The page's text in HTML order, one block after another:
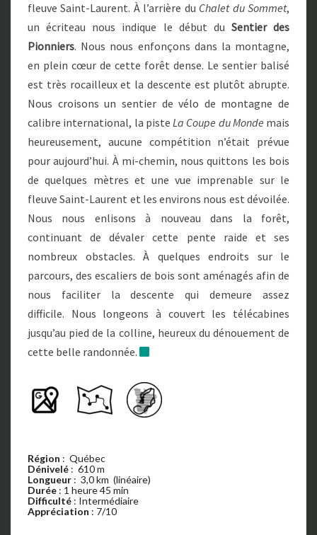
fleuve Saint-Laurent. À l’arrière du Chalet du Sommet,
un écriteau nous indique le début du Sentier des
Pionniers. Nous nous enfonçons dans la montagne,
en plein cœur de cette forêt dense. Le sentier balisé
est très rocailleux et la descente est plutôt abrupte.
Nous croisons un sentier de vélo de montagne de
calibre international, la piste La Coupe du Monde mais
heureusement, aucune compétition n’était prévue
pour aujourd’hui. À mi-chemin, nous quittons les bois
de quelques mètres et une vue imprenable sur le
fleuve Saint-Laurent et les environs nous est dévoilée.
Nous nous enlisons à nouveau dans la forêt,
continuant de dévaler cette pente raide et ses
nombreux obstacles. À quelques endroits sur le
parcours, des escaliers de bois sont aménagés afin de
nous faciliter la descente qui demeure assez
difficile. Nous longeons à couvert les télécabines
jusqu’au pied de la colline, heureux du dénouement de
cette belle randonnée.
Région : Québec
Dénivelé : 610 m
Longueur : 3,0 km (linéaire)
Durée : 1 heure 45 min
Difficulté : Intermédiaire
Appréciation : 7/10